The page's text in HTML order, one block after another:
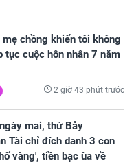
chồng khiến tôi không
tục cuộc hôn nhân 7 năm
2 giờ 43 phút trước
mai, thứ Bảy
Tài chỉ đích danh 3 con
vàng', tiền bạc ùa về